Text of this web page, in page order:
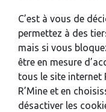
C’est à vous de
permettez à des
mais si vous
être en mesure
tous le site internet
R’Mine et en
désactiver les